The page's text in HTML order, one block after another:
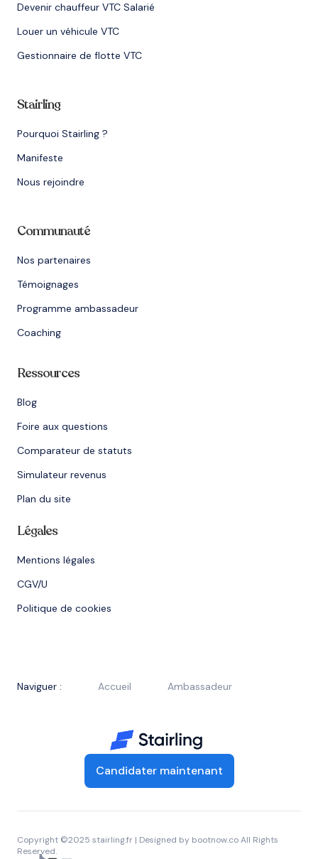
Devenir chauffeur VTC Salarié
Louer un véhicule VTC
Gestionnaire de flotte VTC
Stairling
Pourquoi Stairling ?
Manifeste
Nous rejoindre
Communauté
Nos partenaires
Témoignages
Programme ambassadeur
Coaching
Ressources
Blog
Foire aux questions
Comparateur de statuts
Simulateur revenus
Plan du site
Légales
Mentions légales
CGV/U
Politique de cookies
Naviguer : Accueil Ambassadeur
Candidater maintenant
Copyright ©2025 stairling.fr | Designed by bootnow.coAll Rights
Reserved.